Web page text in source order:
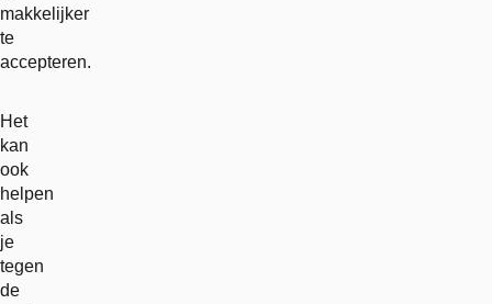
makkelijker
te
accepteren.
Het
kan
ook
helpen
als
je
tegen
de